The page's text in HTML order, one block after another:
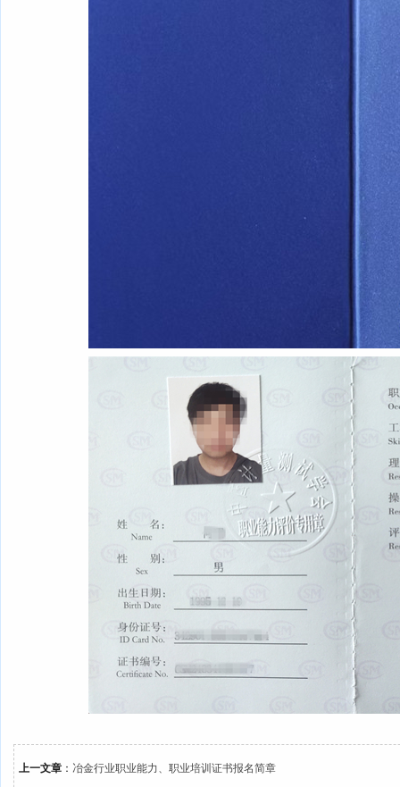
上一文章 ： 冶金行业职业能力、职业培训证书报名简章